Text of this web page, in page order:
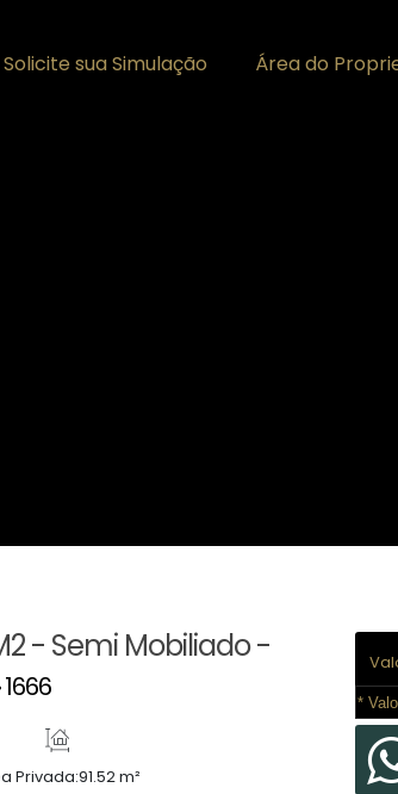
Área do
Solicite sua Simulação
- Semi Mobiliado -
1666
Privada:91.52 m²
*